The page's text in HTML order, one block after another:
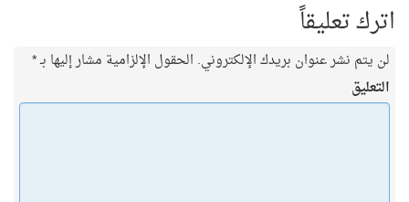
اترك تعليقاً
لن يتم نشر عنوان بريدك الإلكتروني. الحقول الإلزامية مشار إليها بـ*
التعليق